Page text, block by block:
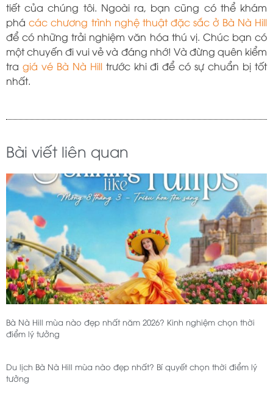
tiết của chúng tôi. Ngoài ra, bạn cũng có thể khám
phácác chương trình nghệ thuật đặc sắc ở Bà Nà Hill
để có những trải nghiệm văn hóa thú vị. Chúc bạn có
một chuyến đi vui vẻ và đáng nhớ! Và đừng quên kiểm
tra giá vé Bà Nà Hilltrước khi đi để có sự chuẩn bị tốt
nhất.
Bài viết liên quan
Bà Nà Hill mùa nào đẹp nhất năm 2026? Kinh nghiệm chọn thời
điểm lý tưởng
Du lịch Bà Nà Hill mùa nào đẹp nhất? Bí quyết chọn thời điểm lý
tưởng